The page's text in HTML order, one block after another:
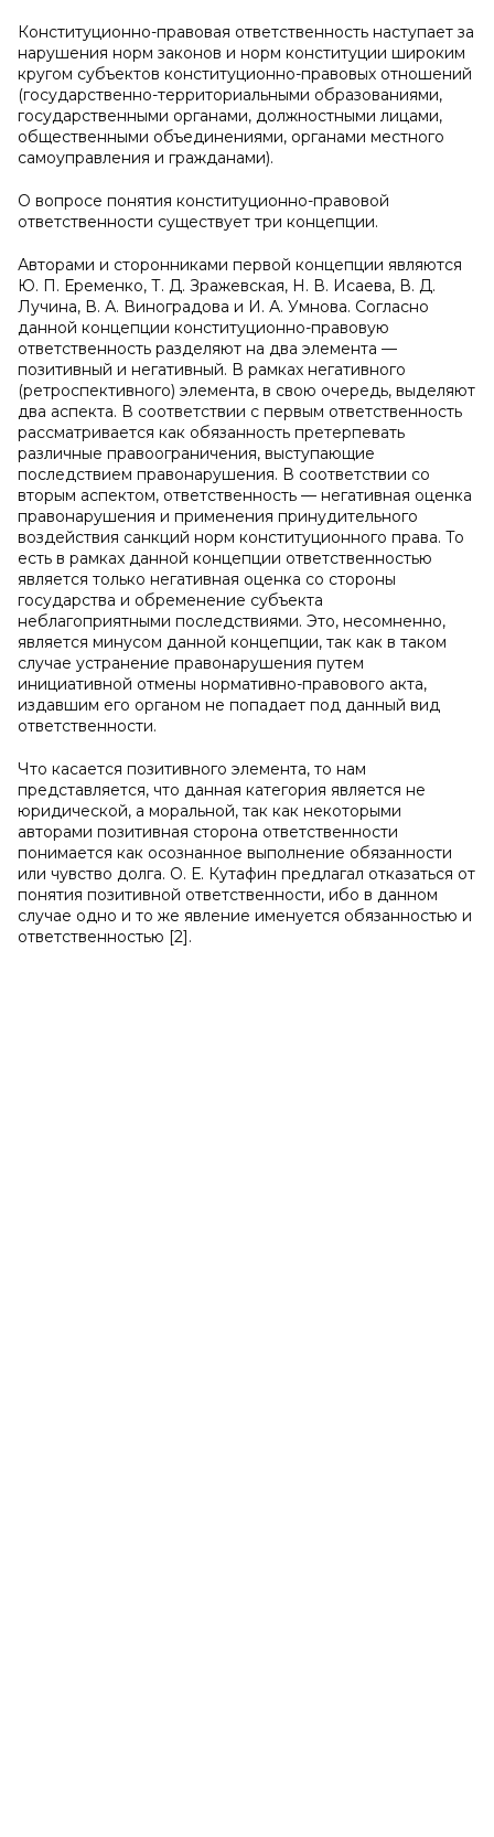
Конституционно-правовая ответственность наступает за
нарушения норм законов и норм конституции широким
кругом субъектов конституционно-правовых отношений
(государственно-территориальными образованиями,
государственными органами, должностными лицами,
общественными объединениями, органами местного
самоуправления и гражданами).
О вопросе понятия конституционно-правовой
ответственности существует три концепции.
Авторами и сторонниками первой концепции являются
Ю. П. Еременко, Т. Д. Зражевская, Н. В. Исаева, В. Д.
Лучина, В. А. Виноградова и И. А. Умнова. Согласно
данной концепции конституционно-правовую
ответственность разделяют на два элемента —
позитивный и негативный. В рамках негативного
(ретроспективного) элемента, в свою очередь, выделяют
два аспекта. В соответствии с первым ответственность
рассматривается как обязанность претерпевать
различные правоограничения, выступающие
последствием правонарушения. В соответствии со
вторым аспектом, ответственность — негативная оценка
правонарушения и применения принудительного
воздействия санкций норм конституционного права. То
есть в рамках данной концепции ответственностью
является только негативная оценка со стороны
государства и обременение субъекта
неблагоприятными последствиями. Это, несомненно,
является минусом данной концепции, так как в таком
случае устранение правонарушения путем
инициативной отмены нормативно-правового акта,
издавшим его органом не попадает под данный вид
ответственности.
Что касается позитивного элемента, то нам
представляется, что данная категория является не
юридической, а моральной, так как некоторыми
авторами позитивная сторона ответственности
понимается как осознанное выполнение обязанности
или чувство долга. О. Е. Кутафин предлагал отказаться от
понятия позитивной ответственности, ибо в данном
случае одно и то же явление именуется обязанностью и
ответственностью [2].